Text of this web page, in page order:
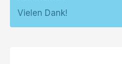
Vielen Dank!